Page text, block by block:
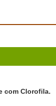
com Clorofila.